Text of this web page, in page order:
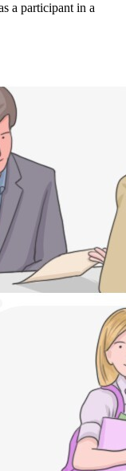
a participant in a